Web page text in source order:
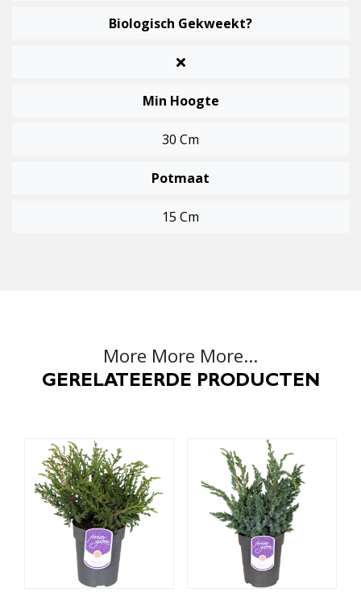
Biologisch Gekweekt?
Min Hoogte
30 Cm
Potmaat
15 Cm
More More More...
GERELATEERDE PRODUCTEN